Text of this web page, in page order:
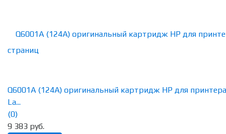
Q6001A (124A) оригинальный картридж HP для
La...
(0)
9 383 руб.